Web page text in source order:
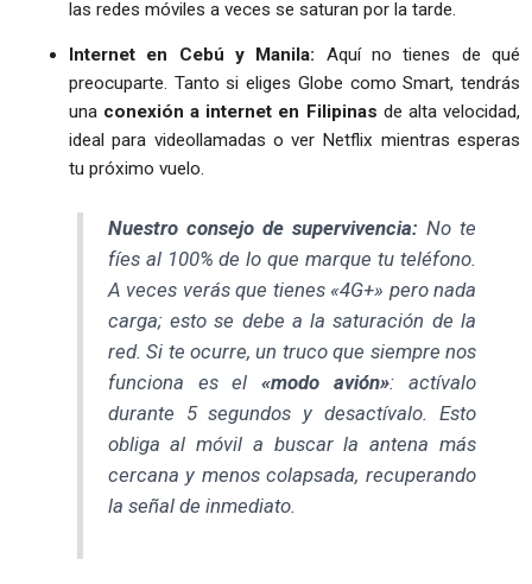
las redes móviles a veces se saturan por la tarde.
Internet en Cebú y Manila: Aquí no tienes de qué
preocuparte. Tanto si eliges Globe como Smart, tendrás
una conexión a internet en Filipinas de alta velocidad,
ideal para videollamadas o ver Netflix mientras esperas
tu próximo vuelo.
Nuestro consejo de supervivencia: No te
fíes al 100% de lo que marque tu teléfono.
A veces verás que tienes «4G+» pero nada
carga; esto se debe a la saturación de la
red. Si te ocurre, un truco que siempre nos
funciona es el«modo avión»: actívalo
durante 5 segundos y desactívalo. Esto
obliga al móvil a buscar la antena más
cercana y menos colapsada, recuperando
la señal de inmediato.